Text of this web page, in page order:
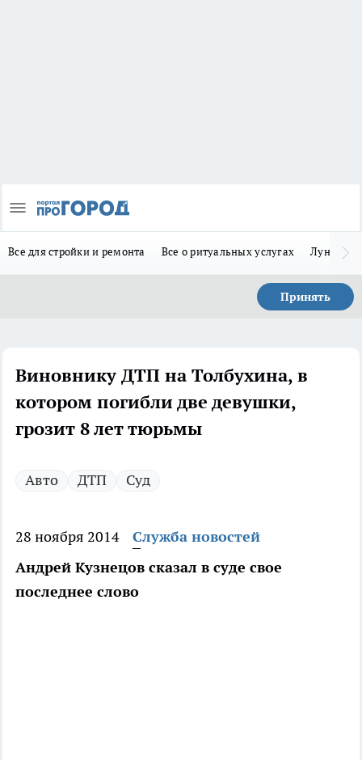
Все для стройки и ремонта Все о ритуальных услугах Лунно-
Принять
Виновнику ДТП на Толбухина, в
котором погибли две девушки,
грозит 8 лет тюрьмы
Авто ДТП Суд
28 ноября 2014
Служба новостей
Андрей Кузнецов сказал в суде свое
последнее слово